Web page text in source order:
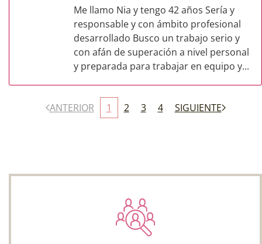
Me llamo Nia y tengo 42 años Sería y
responsable y con ámbito profesional
desarrollado Busco un trabajo serio y
con afán de superación a nivel personal
y preparada para trabajar en equipo y...
ANTERIOR 1 2 3 4 SIGUIENTE